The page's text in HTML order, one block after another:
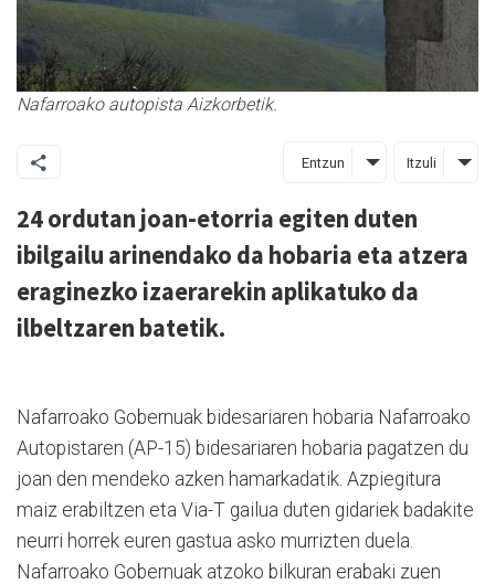
Nafarroako autopista Aizkorbetik.
Entzun Itzuli
24 ordutan joan-etorria egiten duten
ibilgailu arinendako da hobaria eta atzera
eraginezko izaerarekin aplikatuko da
ilbeltzaren batetik.
Nafarroako Gobernuak bidesariaren hobaria Nafarroako
Autopistaren (AP-15) bidesariaren hobaria pagatzen du
joan den mendeko azken hamarkadatik. Azpiegitura
maiz erabiltzen eta Via-T gailua duten gidariek badakite
neurri horrek euren gastua asko murrizten duela.
Nafarroako Gobernuak atzoko bilkuran erabaki zuen